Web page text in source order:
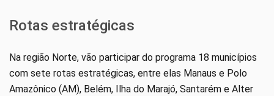
Rotas estratégicas
Na região Norte, vão participar do programa 18 municípios
com sete rotas estratégicas, entre elas Manaus e Polo
Amazônico (AM), Belém, Ilha do Marajó, Santarém e Alter